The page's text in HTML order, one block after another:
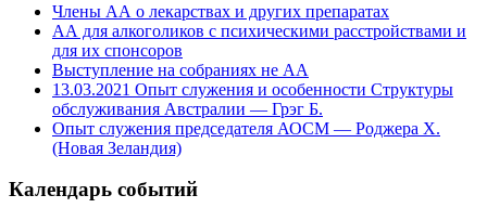
Члены АА о лекарствах и других препаратах
АА для алкоголиков с психическими расстройствами и
для их спонсоров
Выступление на собраниях не АА
13.03.2021 Опыт служения и особенности Структуры
обслуживания Австралии — Грэг Б.
Опыт служения председателя АОСМ — Роджера Х.
(Новая Зеландия)
Календарь событий